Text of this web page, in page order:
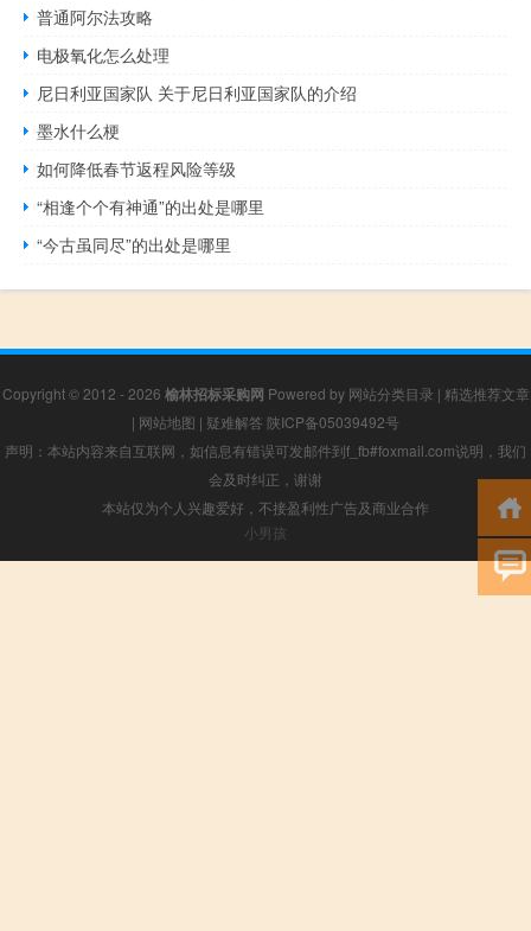
普通阿尔法攻略
电极氧化怎么处理
尼日利亚国家队 关于尼日利亚国家队的介绍
墨水什么梗
如何降低春节返程风险等级
“相逢个个有神通”的出处是哪里
“今古虽同尽”的出处是哪里
Copyright © 2012 - 2026 榆林招标采购网 Powered by 网站分类目录 | 精选推荐文章
| 网站地图 | 疑难解答 陕ICP备05039492号
声明：本站内容来自互联网，如信息有错误可发邮件到f_fb#foxmail.com说明，我们
会及时纠正，谢谢
本站仅为个人兴趣爱好，不接盈利性广告及商业合作
小男孩